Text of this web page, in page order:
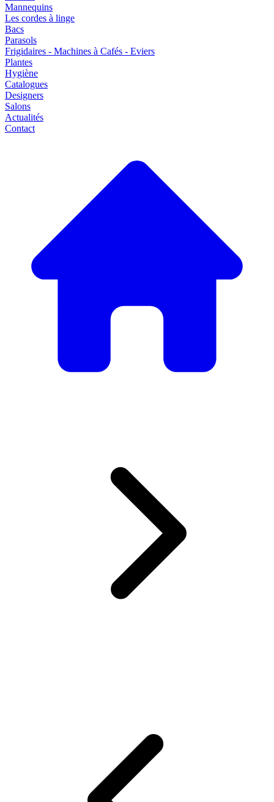
Mannequins
Les cordes à linge
Bacs
Parasols
Frigidaires - Machines à Cafés - Eviers
Plantes
Hygiène
Catalogues
Designers
Salons
Actualités
Contact